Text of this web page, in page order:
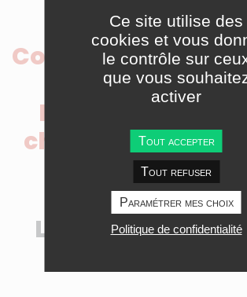
Le
Coccinelle est un
à taille
Prix
choix, et confort
Les AVANTAGES
Ce site utilise des
cookies et vous
le contrôle sur
que vous
activer
Tout accepter
Tout refuser
Paramétrer mes choix
Politique de confidentialité